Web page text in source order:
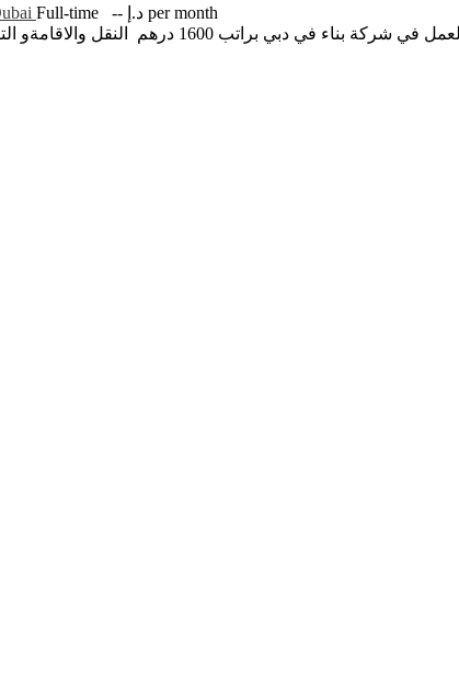
Full-time
-- د.إ per month
والاقامةو التأشيرة من قبل الشركة 00 971 52 357 9546